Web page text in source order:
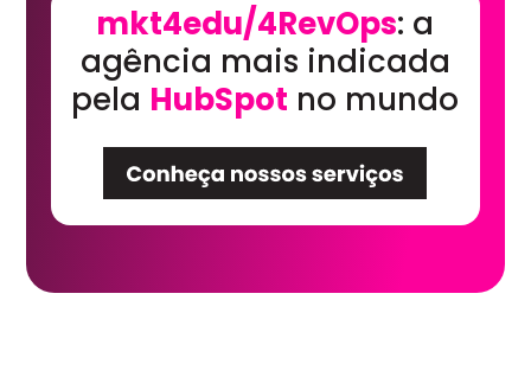
mkt4edu/4RevOps: a
agência mais indicada
pela HubSpot no mundo